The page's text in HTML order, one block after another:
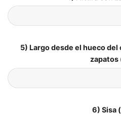
5) Largo desde el hueco
zapatos
6) Sisa